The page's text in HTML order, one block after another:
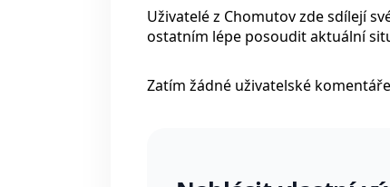
Uživatelé z Chomutov zde sdílejí
ostatním lépe posoudit aktuální
Zatím žádné uživatelské